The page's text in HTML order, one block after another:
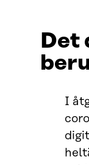
Det
I